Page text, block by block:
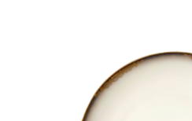
OŚWIETLENIE